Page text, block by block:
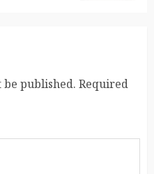
published. Required